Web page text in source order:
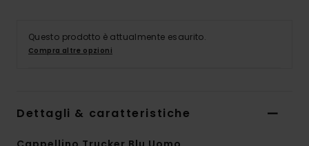
Questo prodotto è attualmente esaurito.
Compra altre opzioni
Dettagli & caratteristiche